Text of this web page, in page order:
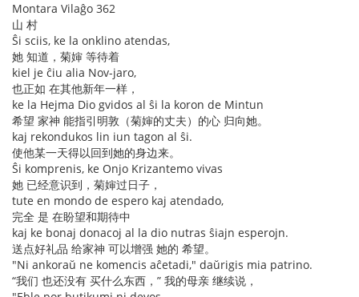
Montara Vilaĝo 362
山 村
Ŝi sciis, ke la onklino atendas,
她 知道，菊婶 等待着
kiel je ĉiu alia Nov-jaro,
也正如 在其他新年一样，
ke la Hejma Dio gvidos al ŝi la koron de Mintun
希望 家神 能指引明敦（菊婶的丈夫）的心 归向她。
kaj rekondukos lin iun tagon al ŝi.
使他某一天得以回到她的身边来。
Ŝi komprenis, ke Onjo Krizantemo vivas
她 已经意识到，菊婶过日子，
tute en mondo de espero kaj atendado,
完全 是 在盼望和期待中
kaj ke bonaj donacoj al la dio nutras ŝiajn esperojn.
送点好礼品 给家神 可以增强 她的 希望。
"Ni ankoraŭ ne komencis aĉetadi," daŭrigis mia patrino.
“我们 也还没有 买什么东西，” 我的母亲 继续说，